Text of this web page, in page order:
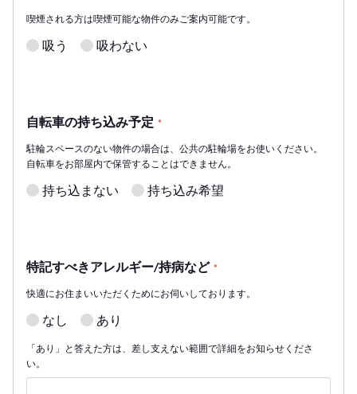
喫煙される方は喫煙可能な物件のみご案内可能です。
吸う 吸わない
自転車の持ち込み予定 *
駐輪スペースのない物件の場合は、公共の駐輪場をお使いください。
自転車をお部屋内で保管することはできません。
持ち込まない 持ち込み希望
特記すべきアレルギー/持病など *
快適にお住まいいただくためにお伺いしております。
なし あり
「あり」と答えた方は、差し支えない範囲で詳細をお知らせくださ
い。